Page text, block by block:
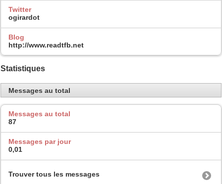
Twitter
ogirardot
Blog
http://www.readtfb.net
Statistiques
Messages au total
Messages au total
87
Messages par jour
0,01
Trouver tous les messages